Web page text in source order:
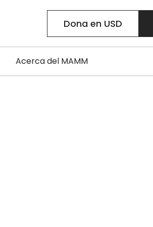
Dona en USD
Acerca del MAMM